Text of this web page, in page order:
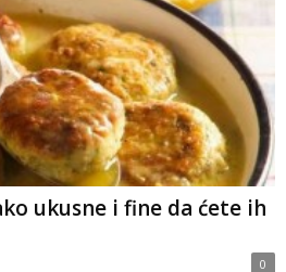
ukusne i fine da ćete ih
0